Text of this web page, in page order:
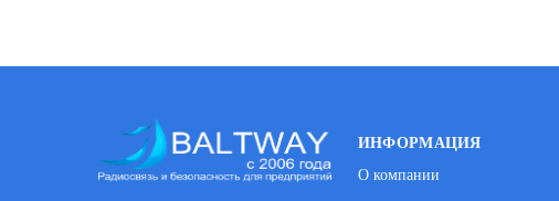
ИНФОРМАЦИЯ
О компании